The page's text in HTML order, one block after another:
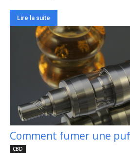
Lire la suite
Comment fumer une
CBD